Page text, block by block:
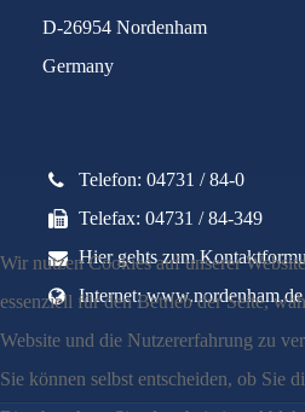
D-26954 Nordenham
Germany
Telefon: 04731 / 84-0
Telefax: 04731 / 84-349
Hier gehts zum
Internet: www.nordenham.de
Wir nutzen Cookies auf unserer
essenziell für den Betrieb der Seite,
Website und die Nutzererfahrung zu
Sie können selbst entscheiden, ob Sie